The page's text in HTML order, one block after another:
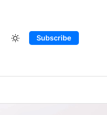
Subscribe